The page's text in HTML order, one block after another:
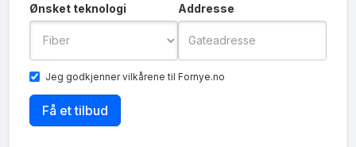
Ønsket teknologi Addresse
Jeg godkjennervilkårene til Fornye.no